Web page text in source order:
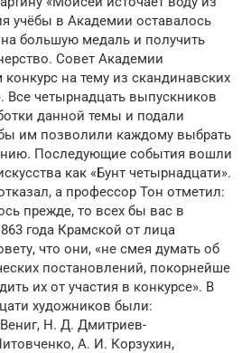
учёбы в Академии оставалось
большую медаль и получить
Совет Академии
на тему из скандинавских
Все четырнадцать выпускников
данной темы и подали
им позволили каждому выбрать
Последующие события вошли
как «Бунт четырнадцати».
а профессор Тон отметил:
прежде, то всех бы вас в
года Крамской от лица
что они, «не смея думать об
постановлений, покорнейше
их от участия в конкурсе». В
художников были:
Н. Д. Дмитриев-
А. И. Корзухин,